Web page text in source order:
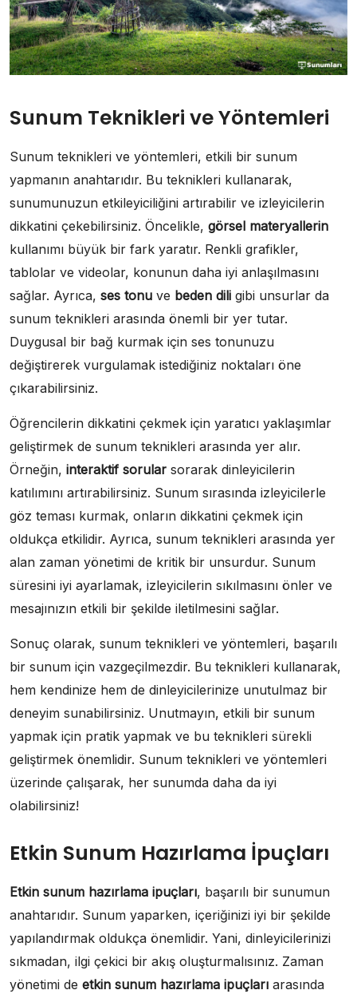
Sunum Teknikleri ve Yöntemleri
Sunum teknikleri ve yöntemleri, etkili bir sunum
yapmanın anahtarıdır. Bu teknikleri kullanarak,
sunumunuzun etkileyiciliğini artırabilir ve izleyicilerin
dikkatini çekebilirsiniz. Öncelikle, görsel materyallerin
kullanımı büyük bir fark yaratır. Renkli grafikler,
tablolar ve videolar, konunun daha iyi anlaşılmasını
sağlar. Ayrıca, ses tonu ve beden dili gibi unsurlar da
sunum teknikleri arasında önemli bir yer tutar.
Duygusal bir bağ kurmak için ses tonunuzu
değiştirerek vurgulamak istediğiniz noktaları öne
çıkarabilirsiniz.
Öğrencilerin dikkatini çekmek için yaratıcı yaklaşımlar
geliştirmek de sunum teknikleri arasında yer alır.
Örneğin, interaktif sorular sorarak dinleyicilerin
katılımını artırabilirsiniz. Sunum sırasında izleyicilerle
göz teması kurmak, onların dikkatini çekmek için
oldukça etkilidir. Ayrıca, sunum teknikleri arasında yer
alan zaman yönetimi de kritik bir unsurdur. Sunum
süresini iyi ayarlamak, izleyicilerin sıkılmasını önler ve
mesajınızın etkili bir şekilde iletilmesini sağlar.
Sonuç olarak, sunum teknikleri ve yöntemleri, başarılı
bir sunum için vazgeçilmezdir. Bu teknikleri kullanarak,
hem kendinize hem de dinleyicilerinize unutulmaz bir
deneyim sunabilirsiniz. Unutmayın, etkili bir sunum
yapmak için pratik yapmak ve bu teknikleri sürekli
geliştirmek önemlidir. Sunum teknikleri ve yöntemleri
üzerinde çalışarak, her sunumda daha da iyi
olabilirsiniz!
Etkin Sunum Hazırlama İpuçları
Etkin sunum hazırlama ipuçları, başarılı bir sunumun
anahtarıdır. Sunum yaparken, içeriğinizi iyi bir şekilde
yapılandırmak oldukça önemlidir. Yani, dinleyicilerinizi
sıkmadan, ilgi çekici bir akış oluşturmalısınız. Zaman
yönetimi de etkin sunum hazırlama ipuçları arasında